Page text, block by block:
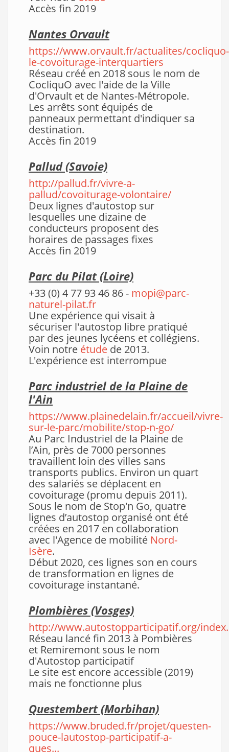
Accès fin 2019
Nantes Orvault
https://www.orvault.fr/actualites/cocliquo-
le-covoiturage-interquartiers
Réseau créé en 2018 sous le nom de
CocliquO avec l'aide de la Ville
d'Orvault et de Nantes-Métropole.
Les arrêts sont équipés de
panneaux permettant d'indiquer sa
destination.
Accès fin 2019
Pallud (Savoie)
http://pallud.fr/vivre-a-
pallud/covoiturage-volontaire/
Deux lignes d'autostop sur
lesquelles une dizaine de
conducteurs proposent des
horaires de passages fixes
Accès fin 2019
Parc du Pilat (Loire)
+33 (0) 4 77 93 46 86 - mopi@parc-
naturel-pilat.fr
Une expérience qui visait à
sécuriser l'autostop libre pratiqué
par des jeunes lycéens et collégiens.
Voin notre étude de 2013.
L'expérience est interrompue
Parc industriel de la Plaine de
l'Ain
https://www.plainedelain.fr/accueil/vivre-
sur-le-parc/mobilite/stop-n-go/
Au Parc Industriel de la Plaine de
l’Ain, près de 7000 personnes
travaillent loin des villes sans
transports publics. Environ un quart
des salariés se déplacent en
covoiturage (promu depuis 2011).
Sous le nom de Stop'n Go, quatre
lignes d’autostop organisé ont été
créées en 2017 en collaboration
avec l'Agence de mobilité Nord-
Isère.
Début 2020, ces lignes son en cours
de transformation en lignes de
covoiturage instantané.
Plombières (Vosges)
http://www.autostopparticipatif.org/
Réseau lancé fin 2013 à Pombières
et Remiremont sous le nom
d'Autostop participatif
Le site est encore accessible (2019)
mais ne fonctionne plus
Questembert (Morbihan)
https://www.bruded.fr/projet/questen-
pouce-lautostop-participatif-a-
ques...